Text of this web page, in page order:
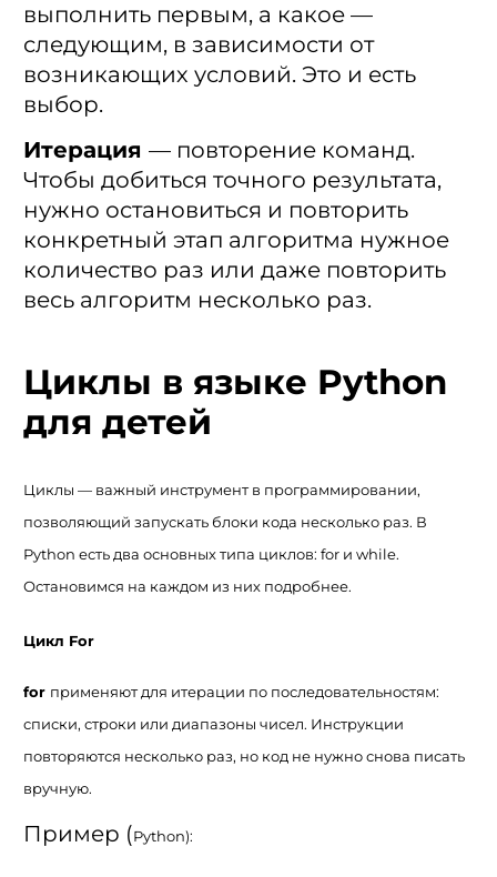
выполнить первым, а какое —
следующим, в зависимости от
возникающих условий. Это и есть
выбор.
Итерация — повторение команд.
Чтобы добиться точного результата,
нужно остановиться и повторить
конкретный этап алгоритма нужное
количество раз или даже повторить
весь алгоритм несколько раз.
Циклы в языке Python
для детей
Циклы — важный инструмент в программировании,
позволяющий запускать блоки кода несколько раз. В
Python есть два основных типа циклов: for и while.
Остановимся на каждом из них подробнее.
Цикл For
for применяют для итерации по последовательностям:
списки, строки или диапазоны чисел. Инструкции
повторяются несколько раз, но код не нужно снова писать
вручную.
Пример (Python):